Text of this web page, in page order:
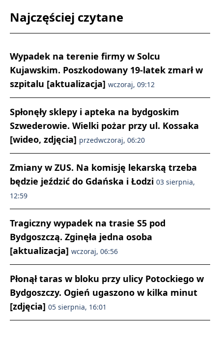
Najczęściej czytane
Wypadek na terenie firmy w Solcu
Kujawskim. Poszkodowany 19-latek zmarł w
szpitalu [aktualizacja] wczoraj, 09:12
Spłonęły sklepy i apteka na bydgoskim
Szwederowie. Wielki pożar przy ul. Kossaka
[wideo, zdjęcia] przedwczoraj, 06:20
Zmiany w ZUS. Na komisję lekarską trzeba
będzie jeździć do Gdańska i Łodzi 03 sierpnia,
12:59
Tragiczny wypadek na trasie S5 pod
Bydgoszczą. Zginęła jedna osoba
[aktualizacja] wczoraj, 06:56
Płonął taras w bloku przy ulicy Potockiego w
Bydgoszczy. Ogień ugaszono w kilka minut
[zdjęcia] 05 sierpnia, 16:01